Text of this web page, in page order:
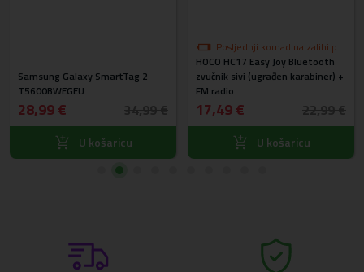
Samsung Galaxy SmartTag 2
T5600BWEGEU
28,99 €
U košaricu
Posljednji komad na zalihi po
akcijskoj cijeni
HOCO HC17 Easy Joy Bluetooth
zvučnik sivi (ugrađen karabiner) +
FM radio
17,49 €
U košaricu